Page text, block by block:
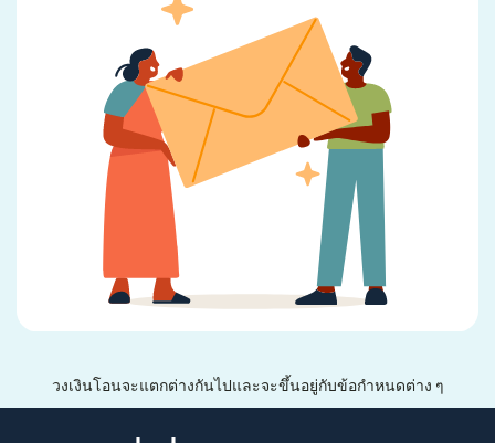
วงเงินโอนจะแตกต่างกันไปและจะขึ้นอยู่กับข้อกำหนดต่าง ๆ